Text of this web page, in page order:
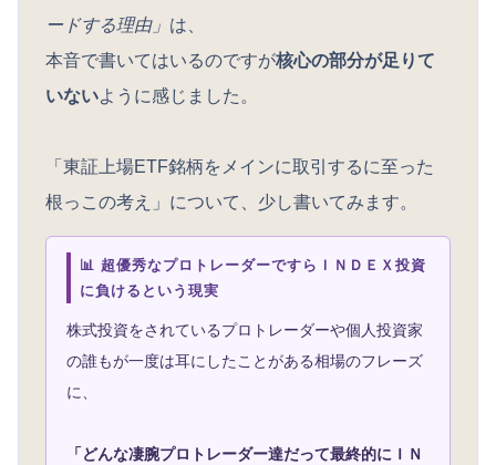
ードする理由」 は、
本音で書いてはいるのですが核心の部分が足りて
いないように感じました。
「東証上場ETF銘柄をメインに取引するに至った
根っこの考え」について、少し書いてみます。
📊 超優秀なプロトレーダーですらＩＮＤＥＸ投資
に負けるという現実
株式投資をされているプロトレーダーや個人投資家
の誰もが一度は耳にしたことがある相場のフレーズ
に、
「どんな凄腕プロトレーダー達だって最終的にＩＮ